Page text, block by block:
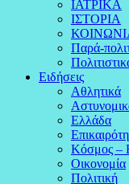
ΙΑΤΡΙΚΑ
ΙΣΤΟΡΙΑ
Παρά-
Ειδήσεις
Αθλητικά
Ελλάδα
Κόσμος –
Οικονομία
Πολιτική